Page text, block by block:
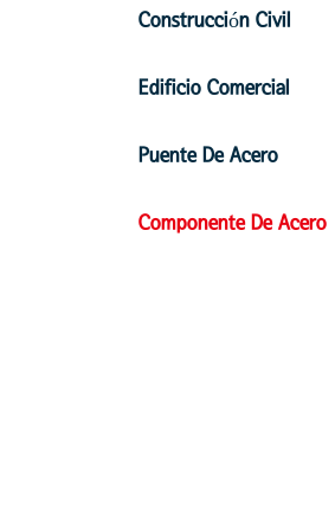
Construcción Civil
Edificio Comercial
Puente De Acero
Componente De Acero